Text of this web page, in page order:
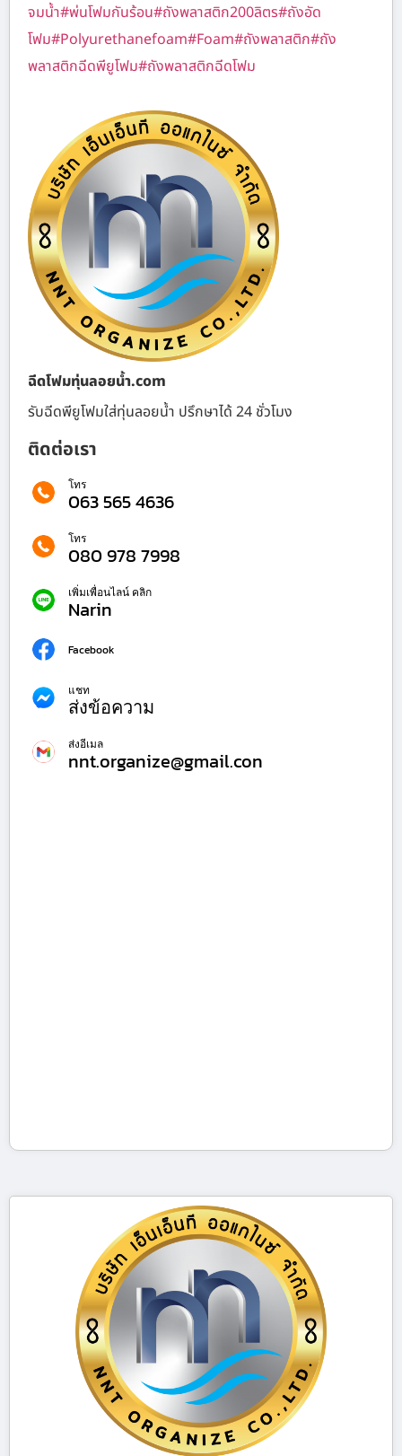
จมน้ำ#พ่นโฟมกันร้อน#ถังพลาสติก200ลิตร#ถังอัด
โฟม#Polyurethanefoam#Foam#ถังพลาสติก#ถัง
พลาสติกฉีดพียูโฟม#ถังพลาสติกฉีดโฟม
ฉีดโฟมทุ่นลอยน้ำ.com
รับฉีดพียูโฟมใส่ทุ่นลอยน้ำ ปรึกษาได้ 24 ชั่วโมง
ติดต่อเรา
โทร
063 565 4636
โทร
080 978 7998
เพิ่มเพื่อนไลน์ คลิก
Narin
Facebook
แชท
ส่งข้อความ
ส่งอีเมล
nnt.organize@gmail.con